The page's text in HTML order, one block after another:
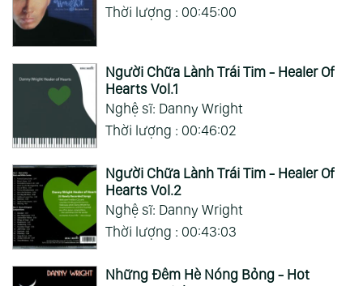
Thời lượng : 00:45:00
Người Chữa Lành Trái Tim - Healer Of
Hearts Vol.1
Nghệ sĩ: Danny Wright
Thời lượng : 00:46:02
Người Chữa Lành Trái Tim - Healer Of
Hearts Vol.2
Nghệ sĩ: Danny Wright
Thời lượng : 00:43:03
Những Đêm Hè Nóng Bỏng - Hot